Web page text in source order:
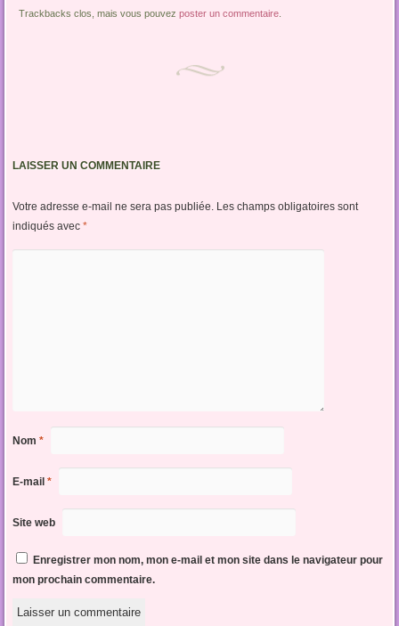
Trackbacks clos, mais vous pouvezposter un commentaire
LAISSER UN COMMENTAIRE
Votre adresse e-mail ne sera pas publiée. Les champs obligatoires sont
indiqués avec *
Nom *
E-mail *
Site web
Enregistrer mon nom, mon e-mail et mon site dans le navigateur pour
mon prochain commentaire.